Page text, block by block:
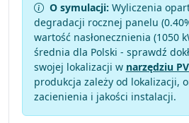
O symulacji: Wyliczenia
degradacji rocznej panelu (0.40
wartość nasłonecznienia (1050
średnia dla Polski - sprawdź
swojej lokalizacji w narzędziu
produkcja zależy od lokalizacji,
zacienienia i jakości instalacji.